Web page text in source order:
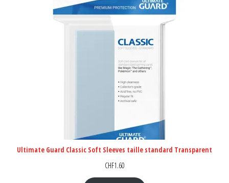
Ultimate Guard Classic Soft Sleeves taille standard Transparent
CHF1.60